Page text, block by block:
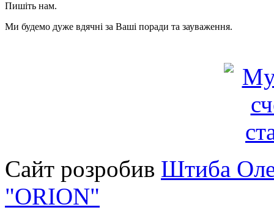
Пишіть нам.
Ми будемо дуже вдячні за Ваші поради та зауваження.
Сайт розробив Штиба
"ORION"